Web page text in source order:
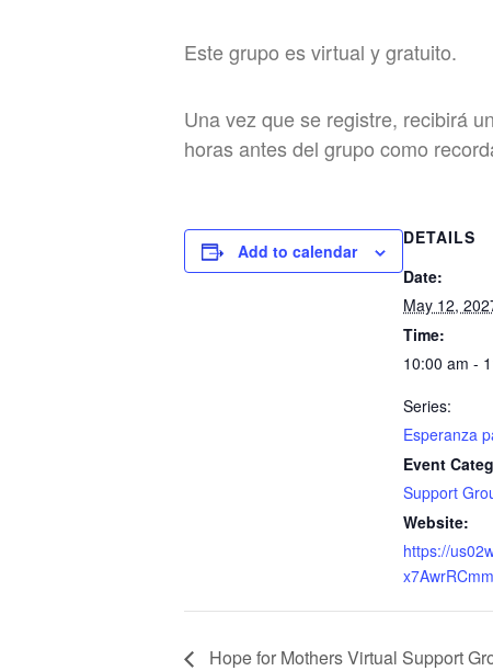
Este grupo es virtual y gratuito.
Una vez que se registre, recibirá
horas antes del grupo como
Add to calendar
DETAILS
Date:
May 12,
Time:
10:00 am -
Series:
Esperanza
Event
Support
Website:
https://
Hope for Mothers Virtual Support